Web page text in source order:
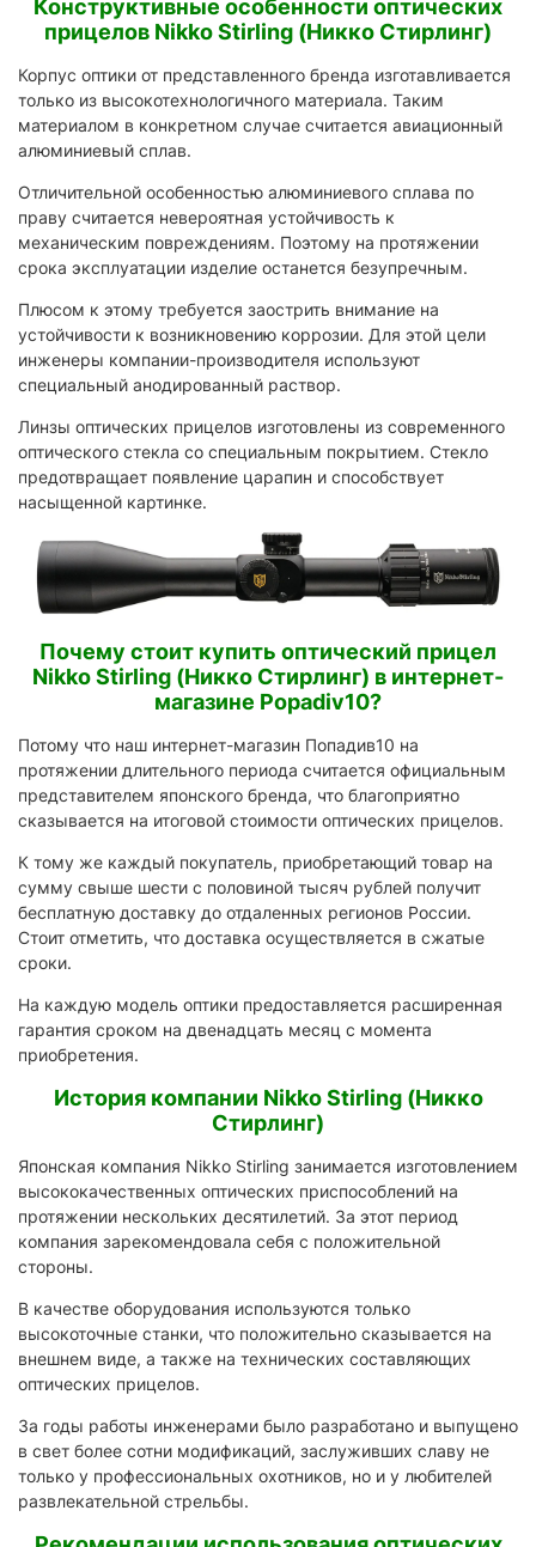
Конструктивные особенности оптических
прицелов Nikko Stirling (Никко Стирлинг)
Корпус оптики от представленного бренда изготавливается
только из высокотехнологичного материала. Таким
материалом в конкретном случае считается авиационный
алюминиевый сплав.
Отличительной особенностью алюминиевого сплава по
праву считается невероятная устойчивость к
механическим повреждениям. Поэтому на протяжении
срока эксплуатации изделие останется безупречным.
Плюсом к этому требуется заострить внимание на
устойчивости к возникновению коррозии. Для этой цели
инженеры компании-производителя используют
специальный анодированный раствор.
Линзы оптических прицелов изготовлены из современного
оптического стекла со специальным покрытием. Стекло
предотвращает появление царапин и способствует
насыщенной картинке.
Почему стоит купить оптический прицел
Nikko Stirling (Никко Стирлинг) в интернет-
магазине Popadiv10?
Потому что наш интернет-магазин Попадив10 на
протяжении длительного периода считается официальным
представителем японского бренда, что благоприятно
сказывается на итоговой стоимости оптических прицелов.
К тому же каждый покупатель, приобретающий товар на
сумму свыше шести с половиной тысяч рублей получит
бесплатную доставку до отдаленных регионов России.
Стоит отметить, что доставка осуществляется в сжатые
сроки.
На каждую модель оптики предоставляется расширенная
гарантия сроком на двенадцать месяц с момента
приобретения.
История компании Nikko Stirling (Никко
Стирлинг)
Японская компания Nikko Stirling занимается изготовлением
высококачественных оптических приспособлений на
протяжении нескольких десятилетий. За этот период
компания зарекомендовала себя с положительной
стороны.
В качестве оборудования используются только
высокоточные станки, что положительно сказывается на
внешнем виде, а также на технических составляющих
оптических прицелов.
За годы работы инженерами было разработано и выпущено
в свет более сотни модификаций, заслуживших славу не
только у профессиональных охотников, но и у любителей
развлекательной стрельбы.